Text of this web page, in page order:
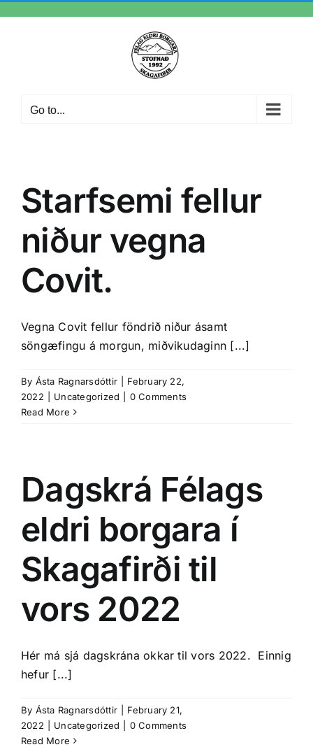
Go to...
Starfsemi fellur
niður vegna
Covit.
Vegna Covit fellur föndrið niður ásamt
söngæfingu á morgun, miðvikudaginn [...]
By Ásta Ragnarsdóttir
February 22,
2022
Uncategorized
0 Comments
Read More
Dagskrá Félags
eldri borgara í
Skagafirði til
vors 2022
Hér má sjá dagskrána okkar til vors 2022. Einnig
hefur [...]
By Ásta Ragnarsdóttir
February 21,
2022
Uncategorized
0 Comments
Read More